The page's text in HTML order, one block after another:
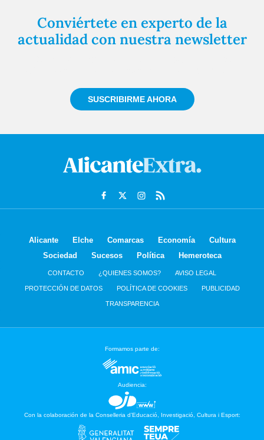
Conviértete en experto de la
actualidad con nuestra newsletter
SUSCRIBIRME AHORA
Alicante Elche Comarcas Economía
Cultura
Sociedad
Sucesos Política Hemeroteca
CONTACTO ¿QUIENES SOMOS? AVISO LEGAL
PROTECCIÓN DE DATOS POLÍTICA DE COOKIES PUBLICIDAD
TRANSPARENCIA
Formamos parte de:
Audiencia:
Con la colaboración de la Conselleria d’Educació, Investigació, Cultura i Esport: